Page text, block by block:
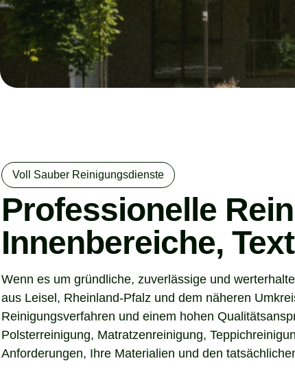
Voll Sauber Reinigungsdienste
Professionelle
Innenbereiche,
Wenn es um gründliche, zuverlässige und
aus Leisel, Rheinland-Pfalz und dem näheren
Reinigungsverfahren und einem hohen
Polsterreinigung, Matratzenreinigung,
Anforderungen, Ihre Materialien und den